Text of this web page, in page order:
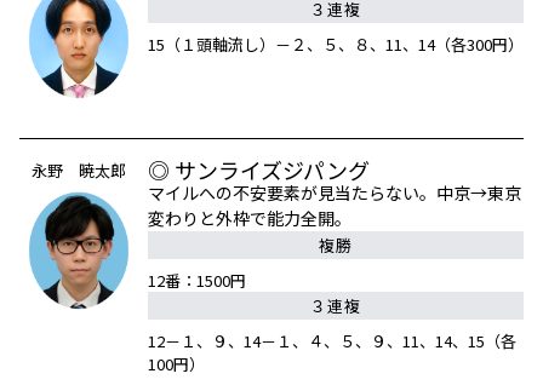
３連複
15（１頭軸流し）－２、５、８、11、14（各300円）
永野 暁太郎 ◎ サンライズジパング
マイルへの不安要素が見当たらない。中京→東京
変わりと外枠で能力全開。
複勝
12番：1500円
３連複
12－１、９、14－１、４、５、９、11、14、15（各
100円）